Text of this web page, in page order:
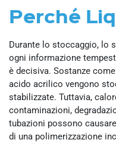
Perché
Durante lo stoccaggio, lo
ogni informazione
è decisiva. Sostanze
acido acrilico vengono
stabilizzate. Tuttavia,
contaminazioni,
tubazioni possono
di una polimerizzazione